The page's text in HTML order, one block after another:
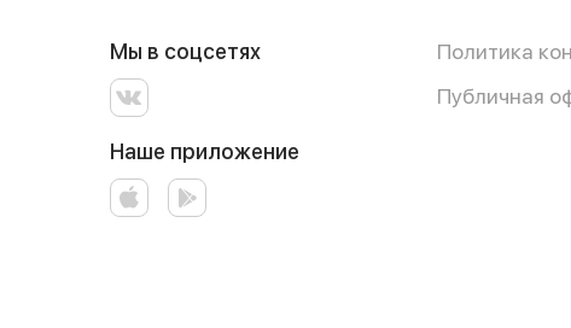
Мы в соцсетях
Наше приложение
Политика
Публичная